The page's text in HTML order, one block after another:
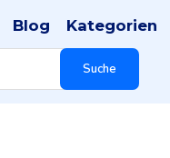
Suche
Blog Kategorien